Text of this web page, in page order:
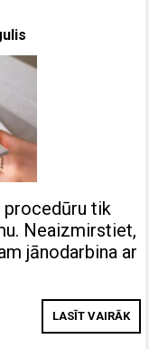
procedūru tik
Neaizmirstiet,
jānodarbina ar
LASĪT VAIRĀK